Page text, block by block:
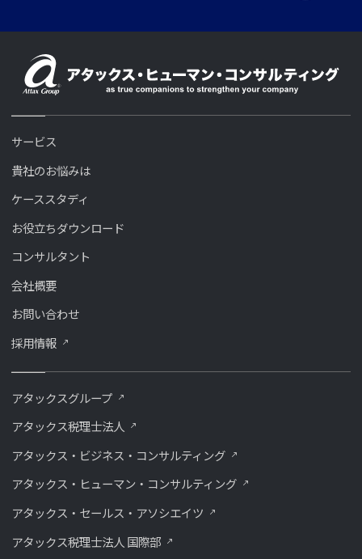
サービス
貴社のお悩みは
ケーススタディ
お役立ちダウンロード
コンサルタント
会社概要
お問い合わせ
採用情報
アタックスグループ
アタックス税理士法人
アタックス・ビジネス・コンサルティング
アタックス・ヒューマン・コンサルティング
アタックス・セールス・アソシエイツ
アタックス税理士法人 国際部